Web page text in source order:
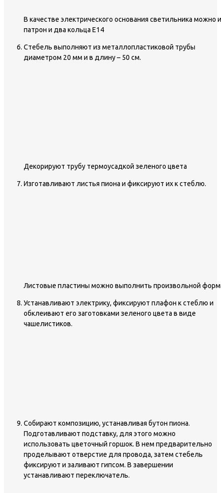
В качестве электрического основания светильника можно
патрон и два кольца Е14
Стебель выполняют из металлопластиковой трубы
диаметром 20 мм и в длину – 50 см.
Декорируют трубу термоусадкой зеленого цвета
Изготавливают листья пиона и фиксируют их к стеблю.
Листовые пластины можно выполнить произвольной
Устанавливают электрику, фиксируют плафон к стеблю и
обклеивают его заготовками зеленого цвета в виде
чашелистиков.
Собирают композицию, устанавливая бутон пиона.
Подготавливают подставку, для этого можно
использовать цветочный горшок. В нем предварительно
проделывают отверстие для провода, затем стебель
фиксируют и заливают гипсом. В завершении
устанавливают переключатель.